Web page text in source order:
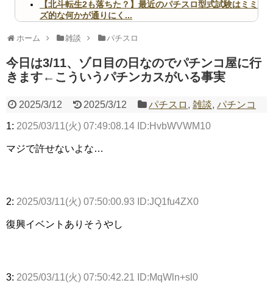
【北斗転生2も落ちた？】最近のパチスロ型式試験はミミ
ズ的な何かが通りにく...
いヤバいか教えて？...
ホーム 雑談 パチスロ
今日は3/11、ゾロ目の日なのでパチンコ屋に行
きます←こういうパチンカスがいる事実
2025/3/12 2025/3/12 パチスロ ,雑談,パチンコ
1: 2025/03/11(火) 07:49:08.14 ID:HvbWVWM10
マジで許せないよな…
2: 2025/03/11(火) 07:50:00.93 ID:JQ1fu4ZX0
復興イベントありそうやし
3: 2025/03/11(火) 07:50:42.21 ID:MqWln+sl0